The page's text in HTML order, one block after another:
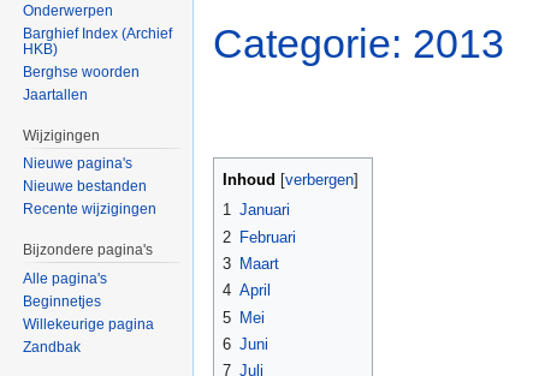
Categorie: 2013
Inhoud verbergen
1 Januari
2 Februari
3 Maart
4 April
5 Mei
6 Juni
7 Juli
Onderwerpen
Barghief Index (Archief
HKB)
Berghse woorden
Jaartallen
Wijzigingen
Nieuwe pagina's
Nieuwe bestanden
Recente wijzigingen
Bijzondere pagina's
Alle pagina's
Beginnetjes
Willekeurige pagina
Zandbak